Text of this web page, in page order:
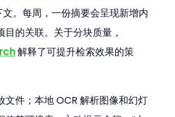
文。每周，一份摘要会呈现新增内
的关联。关于分块质量，
解释了可提升检索效果的策
文件；本地 OCR 解析图像和幻灯